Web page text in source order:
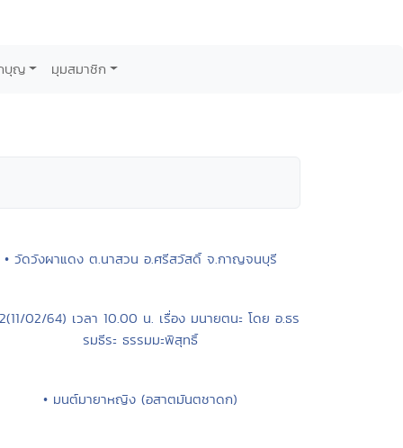
บุญ มุมสมาชิก
• วัดวังผาแดง ต.นาสวน อ.ศรีสวัสดิ์ จ.กาญจนบุรี
02/64) เวลา 10.00 น. เรื่อง มนายตนะ โดย อ.ธร
รมธีระ ธรรมมะพิสุทธิ์
• มนต์มายาหญิง (อสาตมันตชาดก)